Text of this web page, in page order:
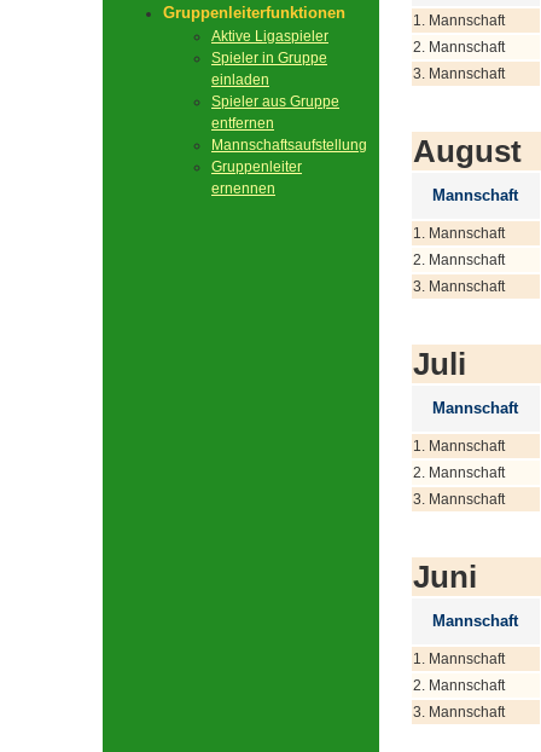
Gruppenleiterfunktionen
Aktive Ligaspieler
Spieler in Gruppe
einladen
Spieler aus Gruppe
entfernen
Mannschaftsaufstellung
Gruppenleiter
ernennen
1. Mannschaft
2. Mannschaft
3. Mannschaft
August
Mannschaft
1. Mannschaft
2. Mannschaft
3. Mannschaft
Juli
Mannschaft
1. Mannschaft
2. Mannschaft
3. Mannschaft
Juni
Mannschaft
1. Mannschaft
2. Mannschaft
3. Mannschaft